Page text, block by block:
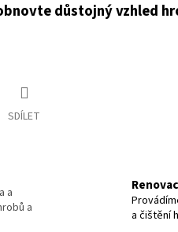
důstojný vzhled
SDÍLET
a
a
a čištění